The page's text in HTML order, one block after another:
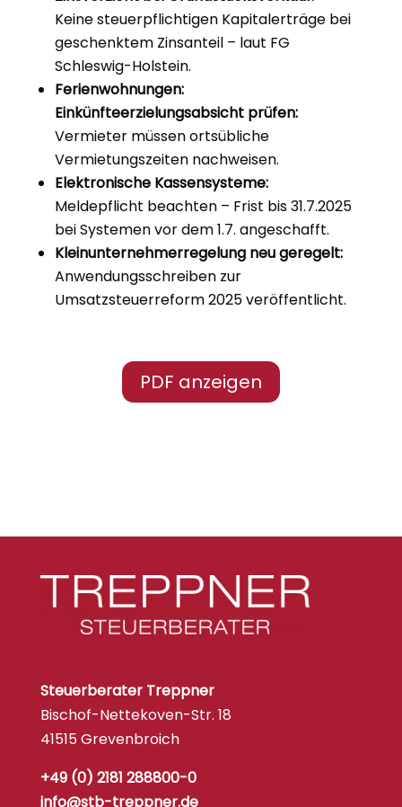
Keine steuerpflichtigen Kapitalerträge bei
geschenktem Zinsanteil – laut FG
Schleswig-Holstein.
Ferienwohnungen:
Einkünfteerzielungsabsicht prüfen:
Vermieter müssen ortsübliche
Vermietungszeiten nachweisen.
Elektronische Kassensysteme:
Meldepflicht beachten – Frist bis 31.7.2025
bei Systemen vor dem 1.7. angeschafft.
Kleinunternehmerregelung neu geregelt:
Anwendungsschreiben zur
Umsatzsteuerreform 2025 veröffentlicht.
PDF anzeigen
Steuerberater Treppner
Bischof-Nettekoven-Str. 18
41515 Grevenbroich
+49 (0) 2181 288800-0
info@stb-treppner.de